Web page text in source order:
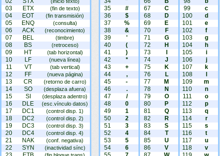
03 ETX (fin de texto)
04 EOT (fin transmisión)
05 ENQ (consulta)
06 ACK (reconocimiento)
07 BEL (timbre)
08 BS (retroceso)
09 HT (tab horizontal)
10 LF (nueva línea)
11 VT (tab vertical)
12 FF (nueva página)
13 CR (retorno de carro)
14 SO (desplaza afuera)
15 SI (desplaza adentro)
16 DLE (esc.vínculo datos)
17 DC1 (control disp. 1)
18 DC2 (control disp. 2)
19 DC3 (control disp. 3)
20 DC4 (control disp. 4)
21 NAK (conf. negativa)
22 SYN (inactividad sínc)
35
#
36
$
37
%
38
&
39
'
40
(
41
)
42
*
43
+
44
,
45
-
46
.
47
/
48
0
49
1
50
2
51
3
52
4
53
5
54
6
67
C
68
D
69
E
70
F
71
G
72
H
73
74
J
75
K
76
L
77
M
78
N
79
O
80
P
81
Q
82
R
83
S
84
T
85
U
86
V
99
c
100
d
101
e
102
f
103
g
104
h
105
i
106
j
107
k
108
109
m
110
n
111
o
112
p
113
q
114
r
115
s
116
t
117
u
118
v